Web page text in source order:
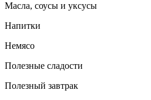
Масла, соусы и уксусы
Напитки
Немясо
Полезные сладости
Полезный завтрак